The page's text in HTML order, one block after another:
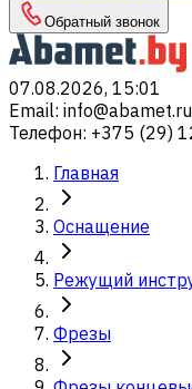
Обратный звонок
07.08.2026, 15:01
Email: info@abamet.ru
Телефон: +375 (29)
Главная
Оснащение
Режущий
Фрезы